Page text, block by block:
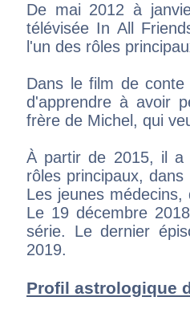
De mai 2012 à
télévisée In All
l'un des rôles
Dans le film de
d'apprendre à avoir
frère de Michel, qui
À partir de 2015, il a
rôles principaux,
Les jeunes
Le 19 décembre
série. Le dernier
2019.
Profil astrologique